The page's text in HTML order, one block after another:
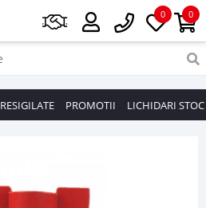
0
0
RESIGILATE PROMOTII LICHIDARI STOC